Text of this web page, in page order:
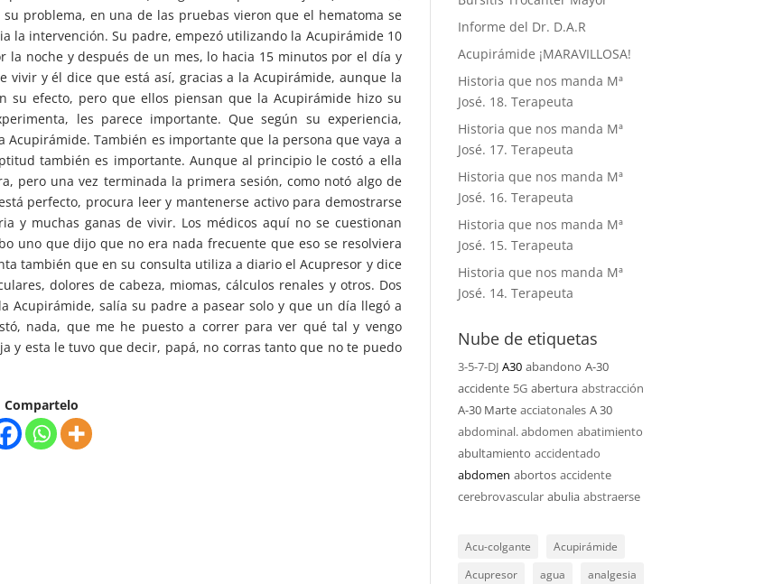
problema, en una de las pruebas vieron que el hematoma se
la intervención. Su padre, empezó utilizando la Acupirámide 10
noche y después de un mes, lo hacia 15 minutos por el día y
vivir y él dice que está así, gracias a la Acupirámide, aunque la
su efecto, pero que ellos piensan que la Acupirámide hizo su
les parece importante. Que según su experiencia,
También es importante que la persona que vaya a
también es importante. Aunque al principio le costó a ella
pero una vez terminada la primera sesión, como notó algo de
perfecto, procura leer y mantenerse activo para demostrarse
y muchas ganas de vivir. Los médicos aquí no se cuestionan
uno que dijo que no era nada frecuente que eso se resolviera
también que en su consulta utiliza a diario el Acupresor y dice
dolores de cabeza, miomas, cálculos renales y otros. Dos
Acupirámide, salía su padre a pasear solo y que un día llegó a
nada, que me he puesto a correr para ver qué tal y vengo
y esta le tuvo que decir, papá, no corras tanto que no te puedo
Compartelo
Informe del Dr. D.A.R
Acupirámide ¡MARAVILLOSA!
Historia que nos manda Mª
José. 18. Terapeuta
Historia que nos manda Mª
José. 17. Terapeuta
Historia que nos manda Mª
José. 16. Terapeuta
Historia que nos manda Mª
José. 15. Terapeuta
Historia que nos manda Mª
José. 14. Terapeuta
Nube de etiquetas
3-5-7-DJ A30 abandono A-30
accidente 5G abertura abstracción
A-30 Marte acciatonales A 30
abdominal. abdomen abatimiento
abultamiento accidentado
abdomen abortos accidente
cerebrovascular abulia abstraerse
Acu-colgante
Acupirámide
Acupresor
agua
analgesia